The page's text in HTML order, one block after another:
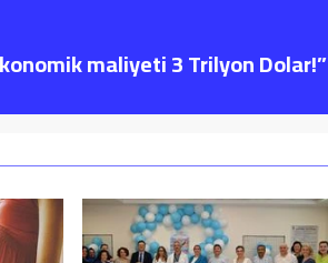
maliyeti 3 Trilyon Dolar!”